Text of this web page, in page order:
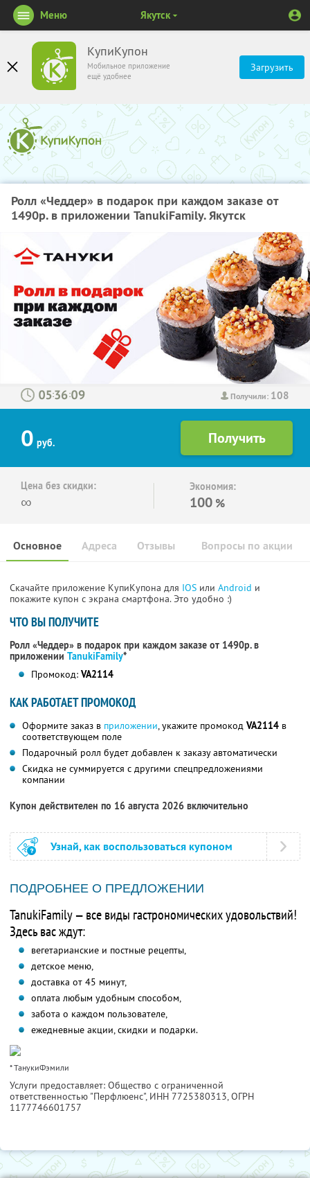
КупиКупон
Мобильное приложение
ещё удобнее
Загрузить
Меню Якутск
Ролл «Чеддер» в подарок при каждом заказе от
1490р. в приложении TanukiFamily. Якутск
Получили: 108
: :
0 руб.
Цена без скидки:
∞
Экономия:
100 %
Основное Отзывы Вопросы по акции
Адреса
Скачайте приложение КупиКупона для IOS или Android и
покажите купон с экрана смартфона. Это удобно :)
ЧТО ВЫ ПОЛУЧИТЕ
Ролл «Чеддер» в подарок при каждом заказе от 1490р. в
приложении TanukiFamily*
Промокод: VA2114
КАК РАБОТАЕТ ПРОМОКОД
Оформите заказ в приложении, укажите промокод VA2114 в
соответствующем поле
Подарочный ролл будет добавлен к заказу автоматически
Скидка не суммируется с другими спецпредложениями
компании
Купон действителен по 16 августа 2026 включительно
Узнай, как воспользоваться купоном
ПОДРОБНЕЕ О ПРЕДЛОЖЕНИИ
TanukiFamily — все виды гастрономических удовольствий!
Здесь вас ждут:
вегетарианские и постные рецепты,
детское меню,
доставка от 45 минут,
оплата любым удобным способом,
забота о каждом пользователе,
ежедневные акции, скидки и подарки.
* ТанукиФэмили
Услуги предоставляет: Общество с ограниченной
ответственностью "Перфлюенс", ИНН 7725380313, ОГРН
1177746601757